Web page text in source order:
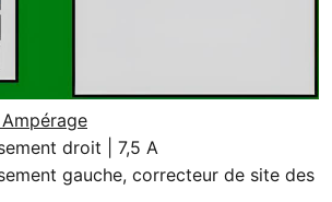
droit | 7,5 A
gauche, correcteur de site des